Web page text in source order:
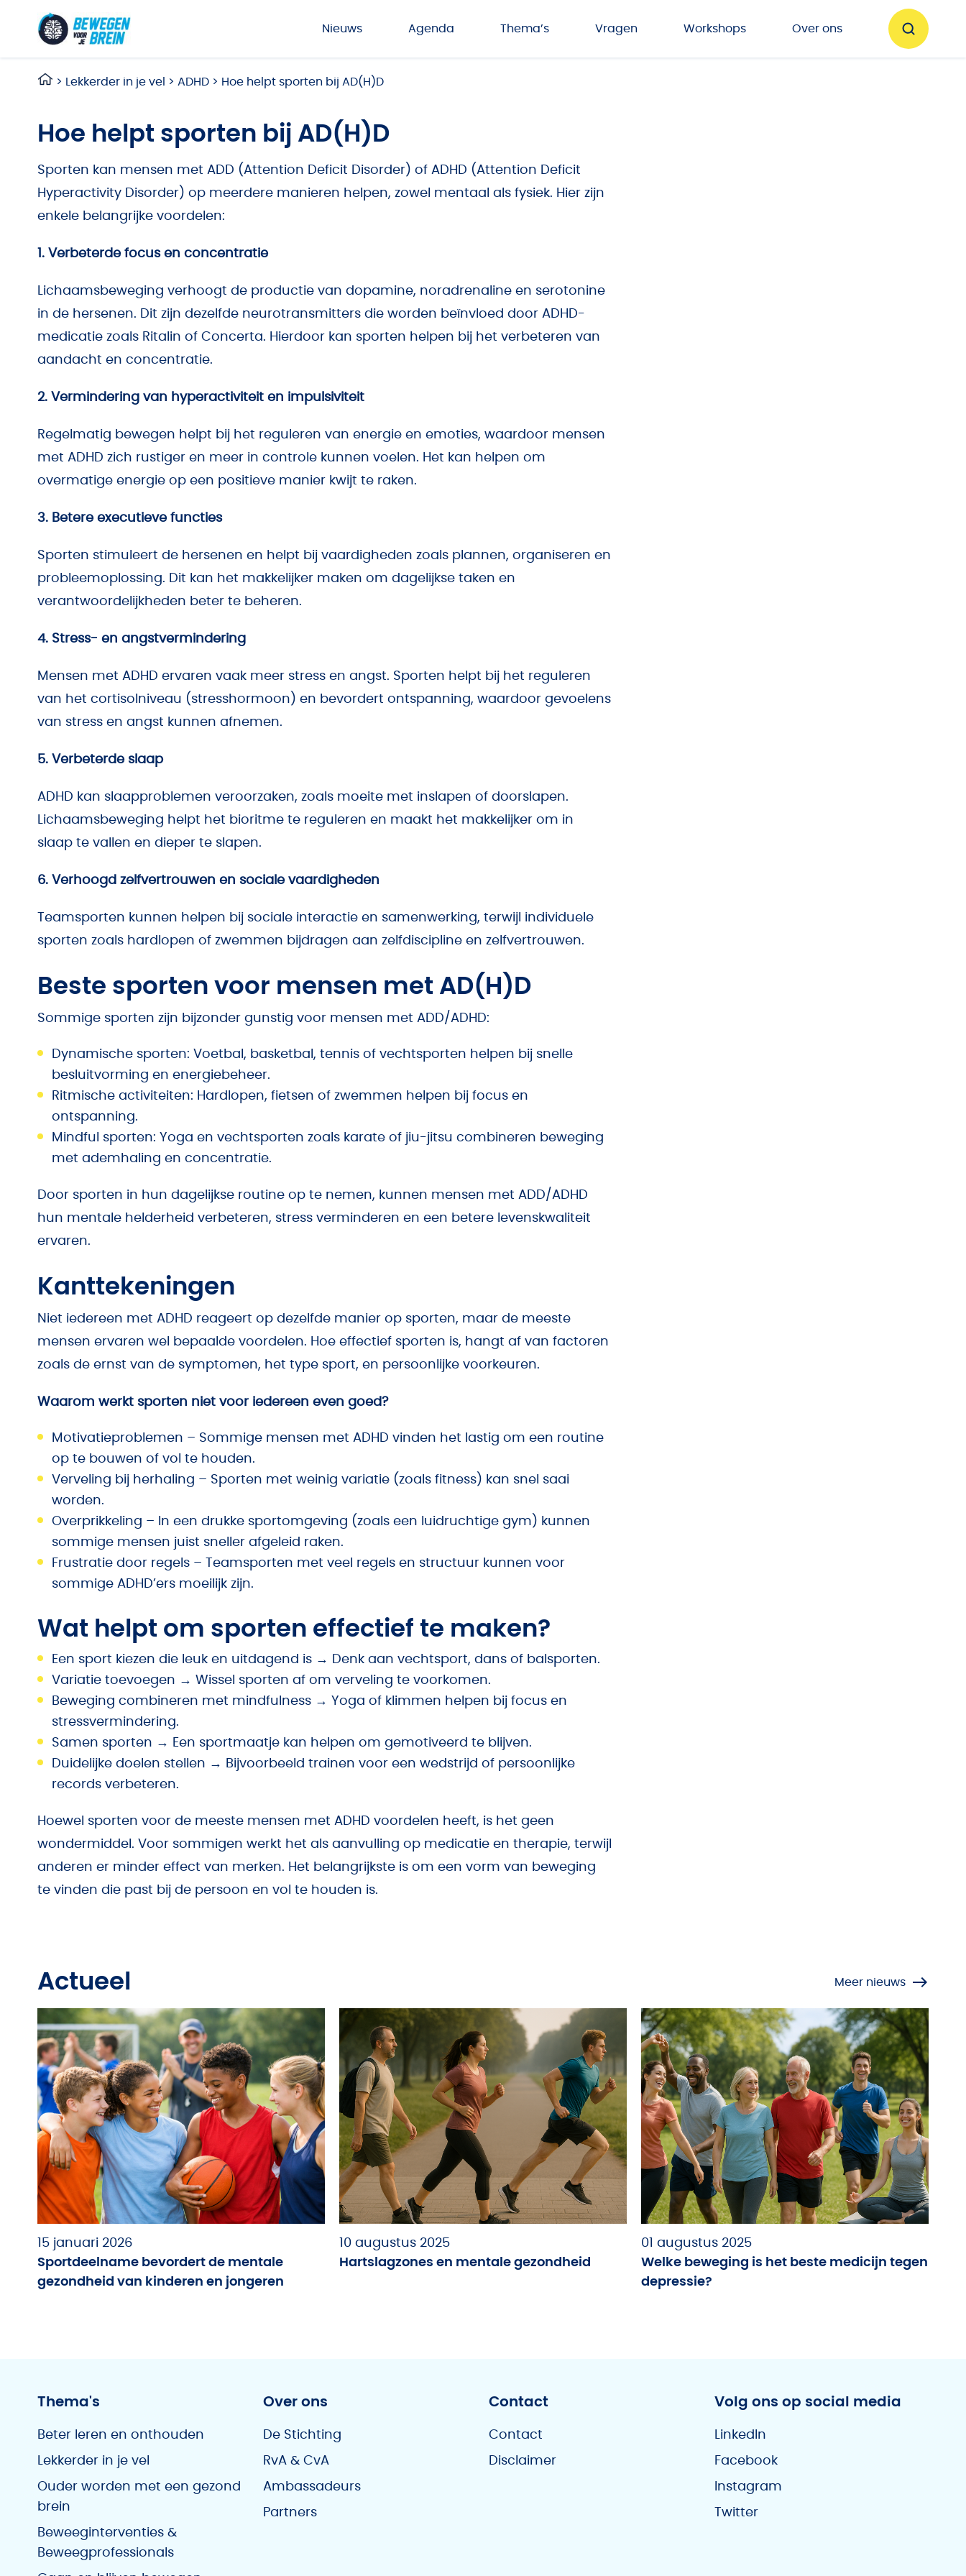
Nieuws
Agenda Thema’s Vragen Workshops Over ons
> Lekkerder in je vel > ADHD > Hoe helpt sporten bij AD(H)D
Hoe helpt sporten bij AD(H)D
Sporten kan mensen met ADD (Attention Deficit Disorder) of ADHD (Attention Deficit
Hyperactivity Disorder) op meerdere manieren helpen, zowel mentaal als fysiek. Hier zijn
enkele belangrijke voordelen:
1. Verbeterde focus en concentratie
Lichaamsbeweging verhoogt de productie van dopamine, noradrenaline en serotonine
in de hersenen. Dit zijn dezelfde neurotransmitters die worden beïnvloed door ADHD-
medicatie zoals Ritalin of Concerta. Hierdoor kan sporten helpen bij het verbeteren van
aandacht en concentratie.
2. Vermindering van hyperactiviteit en impulsiviteit
Regelmatig bewegen helpt bij het reguleren van energie en emoties, waardoor mensen
met ADHD zich rustiger en meer in controle kunnen voelen. Het kan helpen om
overmatige energie op een positieve manier kwijt te raken.
3. Betere executieve functies
Sporten stimuleert de hersenen en helpt bij vaardigheden zoals plannen, organiseren en
probleemoplossing. Dit kan het makkelijker maken om dagelijkse taken en
verantwoordelijkheden beter te beheren.
4. Stress- en angstvermindering
Mensen met ADHD ervaren vaak meer stress en angst. Sporten helpt bij het reguleren
van het cortisolniveau (stresshormoon) en bevordert ontspanning, waardoor gevoelens
van stress en angst kunnen afnemen.
5. Verbeterde slaap
ADHD kan slaapproblemen veroorzaken, zoals moeite met inslapen of doorslapen.
Lichaamsbeweging helpt het bioritme te reguleren en maakt het makkelijker om in
slaap te vallen en dieper te slapen.
6. Verhoogd zelfvertrouwen en sociale vaardigheden
Teamsporten kunnen helpen bij sociale interactie en samenwerking, terwijl individuele
sporten zoals hardlopen of zwemmen bijdragen aan zelfdiscipline en zelfvertrouwen.
Beste sporten voor mensen met AD(H)D
Sommige sporten zijn bijzonder gunstig voor mensen met ADD/ADHD:
Dynamische sporten: Voetbal, basketbal, tennis of vechtsporten helpen bij snelle
besluitvorming en energiebeheer.
Ritmische activiteiten: Hardlopen, fietsen of zwemmen helpen bij focus en
ontspanning.
Mindful sporten: Yoga en vechtsporten zoals karate of jiu-jitsu combineren beweging
met ademhaling en concentratie.
Door sporten in hun dagelijkse routine op te nemen, kunnen mensen met ADD/ADHD
hun mentale helderheid verbeteren, stress verminderen en een betere levenskwaliteit
ervaren.
Kanttekeningen
Niet iedereen met ADHD reageert op dezelfde manier op sporten, maar de meeste
mensen ervaren wel bepaalde voordelen. Hoe effectief sporten is, hangt af van factoren
zoals de ernst van de symptomen, het type sport, en persoonlijke voorkeuren.
Waarom werkt sporten niet voor iedereen even goed?
Motivatieproblemen – Sommige mensen met ADHD vinden het lastig om een routine
op te bouwen of vol te houden.
Verveling bij herhaling – Sporten met weinig variatie (zoals fitness) kan snel saai
worden.
Overprikkeling – In een drukke sportomgeving (zoals een luidruchtige gym) kunnen
sommige mensen juist sneller afgeleid raken.
Frustratie door regels – Teamsporten met veel regels en structuur kunnen voor
sommige ADHD’ers moeilijk zijn.
Wat helpt om sporten effectief te maken?
Een sport kiezen die leuk en uitdagend is → Denk aan vechtsport, dans of balsporten.
Variatie toevoegen → Wissel sporten af om verveling te voorkomen.
Beweging combineren met mindfulness → Yoga of klimmen helpen bij focus en
stressvermindering.
Samen sporten → Een sportmaatje kan helpen om gemotiveerd te blijven.
Duidelijke doelen stellen → Bijvoorbeeld trainen voor een wedstrijd of persoonlijke
records verbeteren.
Hoewel sporten voor de meeste mensen met ADHD voordelen heeft, is het geen
wondermiddel. Voor sommigen werkt het als aanvulling op medicatie en therapie, terwijl
anderen er minder effect van merken. Het belangrijkste is om een vorm van beweging
te vinden die past bij de persoon en vol te houden is.
Actueel Meer nieuws
15 januari 2026
Sportdeelname bevordert de mentale
gezondheid van kinderen en jongeren
10 augustus 2025
Hartslagzones en mentale gezondheid
01 augustus 2025
Welke beweging is het beste medicijn tegen
depressie?
Thema's
Beter leren en onthouden
Lekkerder in je vel
Ouder worden met een gezond
brein
Beweeginterventies &
Beweegprofessionals
Over ons
De Stichting
RvA & CvA
Ambassadeurs
Partners
Contact
Contact
Disclaimer
Volg ons op social media
LinkedIn
Facebook
Instagram
Twitter